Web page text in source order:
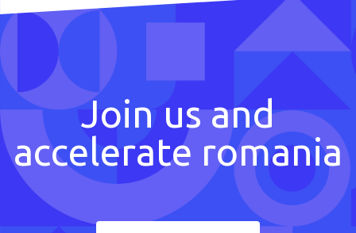
Join us and
accelerate romania